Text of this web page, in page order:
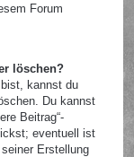
Forum
löschen?
kannst du
Du kannst
Beitrag“-
eventuell ist
Erstellung